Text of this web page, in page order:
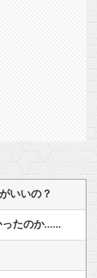
いいの？
ったのか……